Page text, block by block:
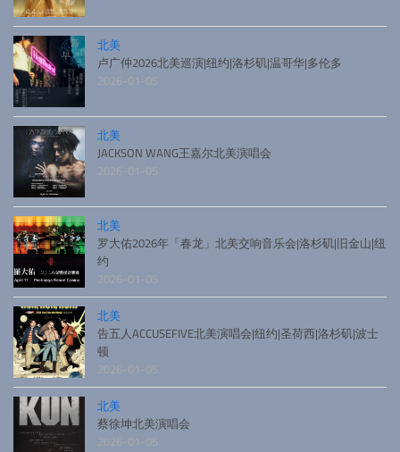
北美
卢广仲2026北美巡演|纽约|洛杉矶|温哥华|多伦多
2026-01-05
北美
JACKSON WANG王嘉尔北美演唱会
2026-01-05
北美
罗大佑2026年「春龙」北美交响音乐会|洛杉矶|旧金山|纽
约
2026-01-05
北美
告五人ACCUSEFIVE北美演唱会|纽约|圣荷西|洛杉矶|波士
顿
2026-01-05
北美
蔡徐坤北美演唱会
2026-01-05